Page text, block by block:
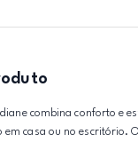
combina conforto e
em casa ou no escritório.